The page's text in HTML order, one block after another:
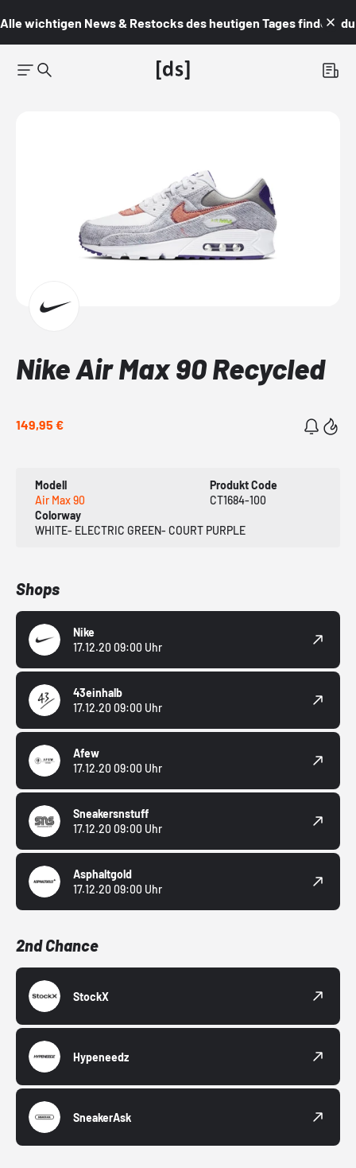
Alle wichtigen News & Restocks des heutigen Tages findest du
Nike Air Max 90 Recycled
149,95 €
Modell
Air Max 90
Produkt Code
CT1684-100
Colorway
WHITE- ELECTRIC GREEN- COURT PURPLE
Shops
Nike
17.12.20 09:00 Uhr
43einhalb
17.12.20 09:00 Uhr
Afew
17.12.20 09:00 Uhr
Sneakersnstuff
17.12.20 09:00 Uhr
Asphaltgold
17.12.20 09:00 Uhr
2nd Chance
StockX
Hypeneedz
SneakerAsk